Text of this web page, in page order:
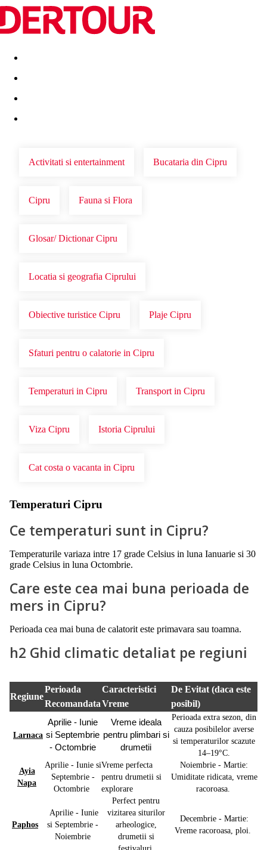
Destinatii Vacanta perfecta OFERTE DE NERATAT
Activitati si entertainment Bucataria din Cipru
Cipru Fauna si Flora
Glosar/ Dictionar Cipru
Locatia si geografia Ciprului
Obiective turistice Cipru Plaje Cipru
Sfaturi pentru o calatorie in Cipru
Temperaturi in Cipru Transport in Cipru
Viza Cipru Istoria Ciprului
Cat costa o vacanta in Cipru
Temperaturi Cipru
Ce temperaturi sunt in Cipru?
Temperaturile variaza intre 17 grade Celsius in luna Ianuarie si 30
grade Celsius in luna Octombrie.
Care este cea mai buna perioada de
mers in Cipru?
Perioada cea mai buna de calatorit este primavara sau toamna.
h2 Ghid climatic detaliat pe regiuni
Regiune
Perioada
Recomandata
Caracteristici
Vreme
De Evitat (daca este
posibil)
Larnaca
Aprilie - Iunie
si Septembrie
- Octombrie
Vreme ideala
pentru plimbari si
drumetii
Perioada extra sezon, din
cauza posibilelor averse
si temperaturilor scazute
14–19°C.
Ayia
Napa
Aprilie - Iunie si
Septembrie -
Octombrie
Vreme perfecta
pentru drumetii si
explorare
Noiembrie - Martie:
Umiditate ridicata, vreme
racoroasa.
Paphos
Aprilie - Iunie
si Septembrie -
Noiembrie
Perfect pentru
vizitarea siturilor
arheologice,
drumetii si
Decembrie - Martie:
Vreme racoroasa, ploi.